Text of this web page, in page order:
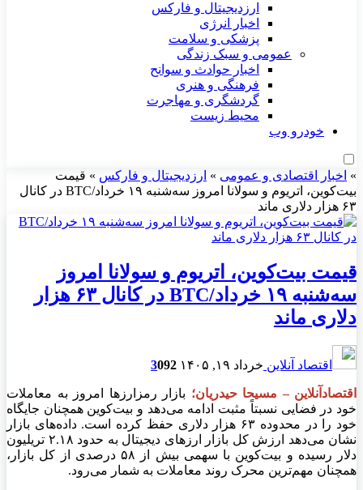
ارزدیجیتال و فارکس
اخبار انرژی
پزشکی و سلامت
عمومی و سبک زندگی
اخبار حوادث و سوانح
فرهنگی و هنری
گردشگری و مهاجرت
محیط زیست
خودرو وب
» اخبار اقتصادی و عمومی » ارزدیجیتال و فارکس » قیمت
بیت‌کوین، اتریوم و سولانا امروز سه‌شنبه ۱۹ خرداد/BTC در کانال
۶۳ هزار دلاری ماند
قیمت بیت‌کوین، اتریوم و سولانا امروز
سه‌شنبه ۱۹ خرداد/BTC در کانال ۶۳ هزار
دلاری ماند
اقتصاد آنلاین خرداد ۱۹, ۱۴۰۵ 3092
اقتصادآنلاین – مسیحا حیدریان؛ بازار رمزارز‌ها امروز به معاملات
خود در فضایی نسبتاً مثبت ادامه می‌دهد و بیت‌کوین همچنان جایگاه
خود را در محدوده ۶۳ هزار دلاری حفظ کرده است. داده‌های بازار
نشان می‌دهد ارزش کل بازار ارز‌های دیجیتال به حدود ۲.۱۸ تریلیون
دلار رسیده و بیت‌کوین با سهمی بیش از ۵۸ درصدی از کل بازار،
همچنان مهم‌ترین محرک روند معاملات به شمار می‌رود.